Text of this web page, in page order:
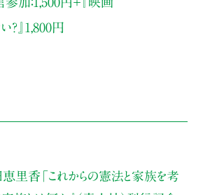
？』1,800円
里香 「これからの憲法と家族を考